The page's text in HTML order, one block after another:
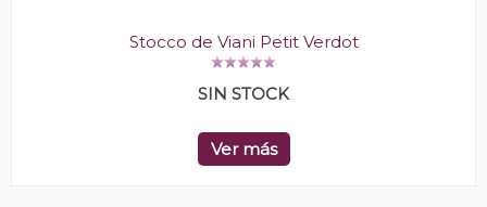
Stocco de Viani Petit Verdot
SIN STOCK
Ver más